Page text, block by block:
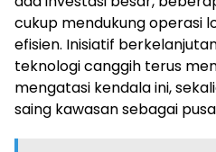
cukup mendukung operasi
efisien. Inisiatif
teknologi canggih terus
mengatasi kendala ini,
saing kawasan sebagai